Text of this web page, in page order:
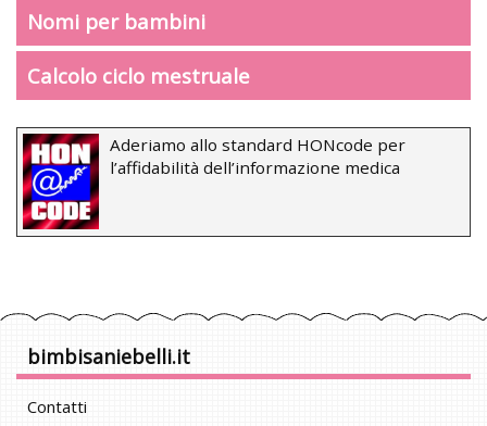
Nomi per bambini
Calcolo ciclo mestruale
Aderiamo allo standard HONcode per
l’affidabilità dell’informazione medica
bimbisaniebelli.it
Contatti